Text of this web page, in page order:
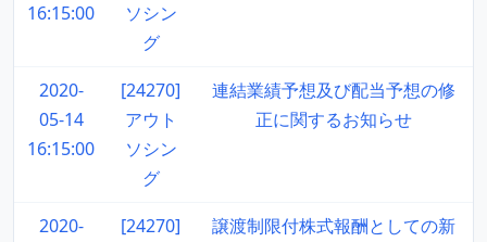
16:15:00
ソシン
グ
2020-
05-14
16:15:00
[24270]
アウト
ソシン
グ
連結業績予想及び配当予想の修
正に関するお知らせ
2020-
[24270]
譲渡制限付株式報酬としての新